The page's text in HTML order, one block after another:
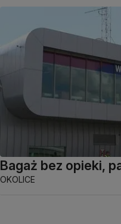
Bagaż bez opieki,
OKOLICE